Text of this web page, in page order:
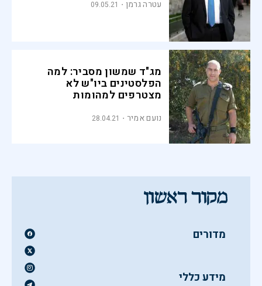
עטרה גרמן 09.05.21
מג"ד שמשון מסביר: למה
הפלסטינים ביו"ש לא
מצטרפים למהומות
נועם אמיר 28.04.21
מדורים
מידע כללי